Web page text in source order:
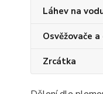
Láhev na
Osvěžovače
Zrcátka